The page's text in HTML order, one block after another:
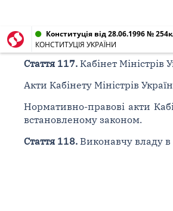
Конституція від 28.06.1996 №
КОНСТИТУЦІЯ УКРАЇНИ